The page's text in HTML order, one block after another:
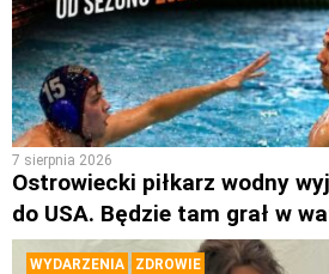
7 sierpnia 2026
Ostrowiecki piłkarz wodny
do USA. Będzie tam grał w
WYDARZENIA ZDROWIE